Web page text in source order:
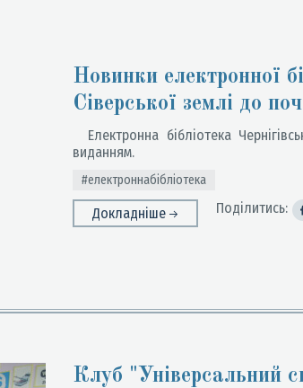
Новинки електронної
Сіверської землі до
Електронна бібліотека
виданням.
#електроннабібліотека
Докладніше Поділитись:
Клуб "Універсальний